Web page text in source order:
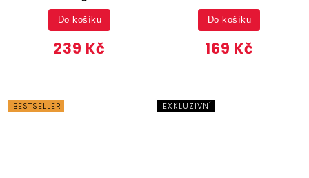
239 Kč
Do košíku
169 Kč
Do košíku
BESTSELLER EXKLUZIVNÍ